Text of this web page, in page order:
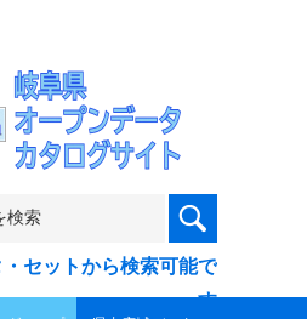
セットから検索可能で
す